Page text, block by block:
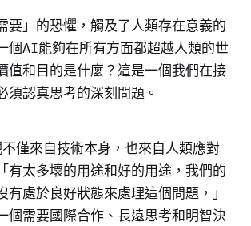
要」的恐懼，觸及了人類存在意義的
個AI能夠在所有方面都超越人類的世
值和目的是什麼？這是一個我們在接
須認真思考的深刻問題。
僅來自技術本身，也來自人類應對
有太多壞的用途和好的用途，我們的
有處於良好狀態來處理這個問題，」
個需要國際合作、長遠思考和明智決